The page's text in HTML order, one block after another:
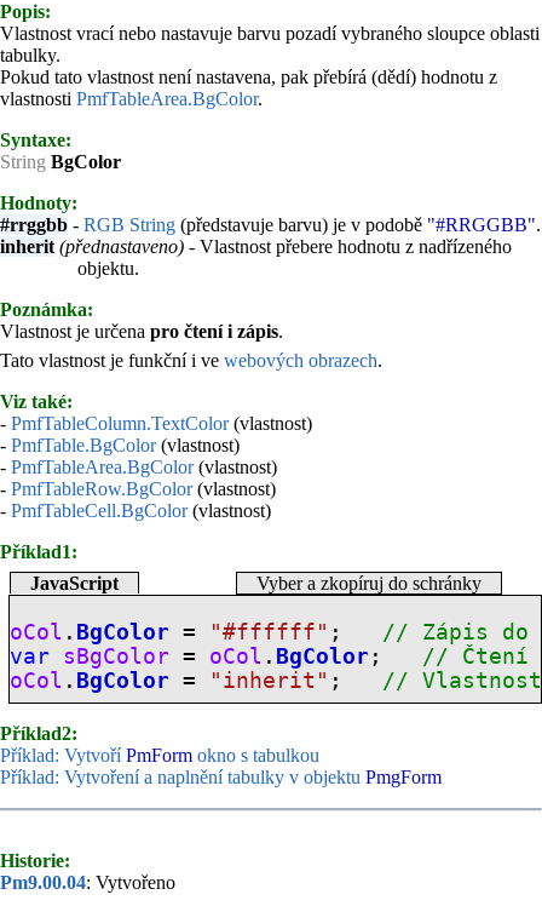
Popis:
Vlastnost vrací nebo nastavuje barvu pozadí vybraného sloupce oblasti
tabulky.
Pokud tato vlastnost není nastavena, pak přebírá (dědí) hodnotu z
vlastnosti PmfTableArea.BgColor.
Syntaxe:
String BgColor
Hodnoty:
#rrggbb - RGB String (představuje barvu) je v podobě "#RRGGBB".
inherit (přednastaveno) - Vlastnost přebere hodnotu z nadřízeného
objektu.
Poznámka:
Vlastnost je určena pro čtení i zápis.
Tato vlastnost je funkční i ve webových obrazech.
Viz také:
- PmfTableColumn.TextColor(vlastnost)
- PmfTable.BgColor(vlastnost)
- PmfTableArea.BgColor(vlastnost)
- PmfTableRow.BgColor(vlastnost)
- PmfTableCell.BgColor(vlastnost)
Příklad1:
JavaScript
Vyber a zkopíruj do schránky
oCol . BgColor = "#ffffff" ; // Zápis do
var sBgColor = oCol . BgColor ; // Čtení
oCol . BgColor = "inherit" ; // Vlastnost
Příklad2:
Příklad: VytvoříPmForm okno s tabulkou
Příklad: Vytvoření a naplnění tabulky v objektu PmgForm
Historie:
Pm9.00.04: Vytvořeno